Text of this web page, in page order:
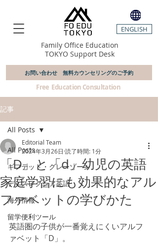
Family Office Education
TOKYO Support Desk
ENGLISH
お問い合わせ 無料カウンセリングのご予約
​ Free Education Consultation
記事
All Posts
ギフテッド・グレーゾーン
ディスレクシア英語
海外情報
留学便利ツール
All Posts
「D」と「d」幼児の英語
家庭学習にも効果的なアル
ファベットの学びかた
Editorial Team
2024年3月26日 読了時間: 1分
英語圏の子供が一番覚えにくいアルフ
ァベット「D」。